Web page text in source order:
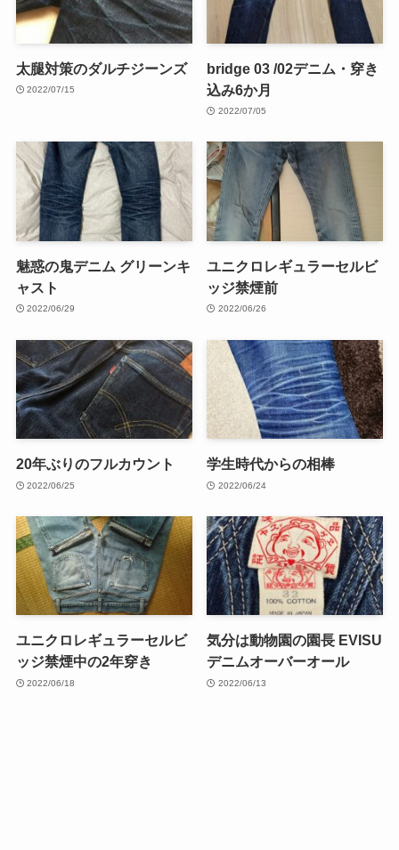
太腿対策のダルチジーンズ
2022/07/15
bridge 03 /02デニム・穿き
込み6か月
2022/07/05
魅惑の鬼デニム グリーンキ
ャスト
2022/06/29
ユニクロレギュラーセルビ
ッジ禁煙前
2022/06/26
20年ぶりのフルカウント
2022/06/25
学生時代からの相棒
2022/06/24
ユニクロレギュラーセルビ
ッジ禁煙中の2年穿き
2022/06/18
気分は動物園の園長 EVISU
デニムオーバーオール
2022/06/13